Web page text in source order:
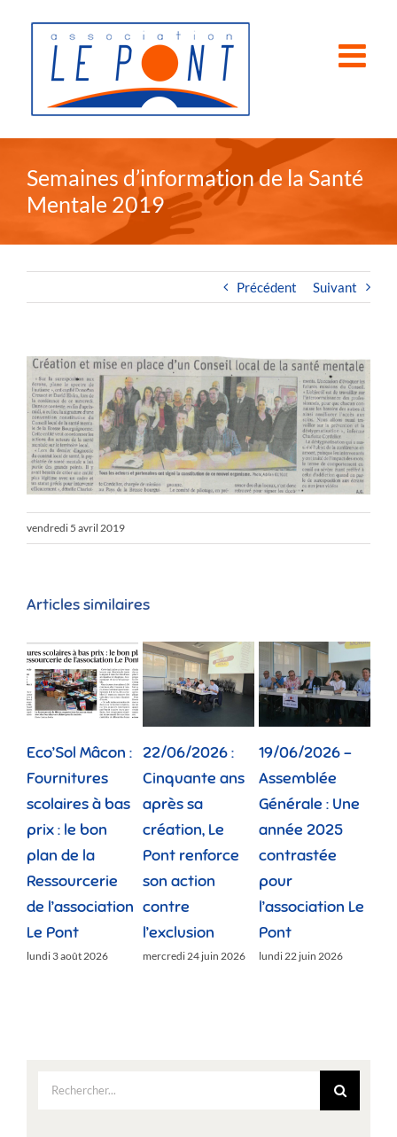
Semaines d’information de la Santé
Mentale 2019
Précédent Suivant
vendredi 5 avril 2019
Articles similaires
Eco’Sol Mâcon :
Fournitures
scolaires à bas
prix : le bon
plan de la
Ressourcerie
de l’association
Le Pont
lundi 3 août 2026
22/06/2026 :
Cinquante ans
après sa
création, Le
Pont renforce
son action
contre
l’exclusion
mercredi 24 juin 2026
19/06/2026 –
Assemblée
Générale : Une
année 2025
contrastée
pour
l’association Le
Pont
lundi 22 juin 2026
Rechercher: